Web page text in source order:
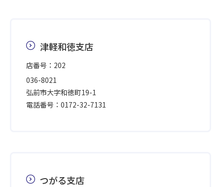
津軽和徳支店
店番号：202
036-8021
弘前市大字和徳町19-1
電話番号：0172-32-7131
つがる支店